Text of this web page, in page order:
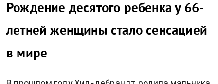
Рождение десятого ребенка у 66-
летней женщины стало сенсацией
в мире